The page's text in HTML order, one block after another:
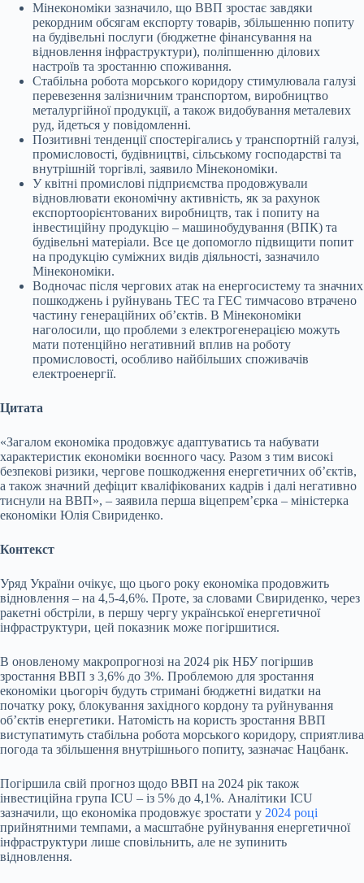
Мінекономіки зазначило, що ВВП зростає завдяки
рекордним обсягам експорту товарів, збільшенню попиту
на будівельні послуги (бюджетне фінансування на
відновлення інфраструктури), поліпшенню ділових
настроїв та зростанню споживання.
Стабільна робота морського коридору стимулювала галузі
перевезення залізничним транспортом, виробництво
металургійної продукції, а також видобування металевих
руд, йдеться у повідомленні.
Позитивні тенденції спостерігались у транспортній галузі,
промисловості, будівництві, сільському господарстві та
внутрішній торгівлі, заявило Мінекономіки.
У квітні промислові підприємства продовжували
відновлювати економічну активність, як за рахунок
експортоорієнтованих виробництв, так і попиту на
інвестиційну продукцію – машинобудування (ВПК) та
будівельні матеріали. Все це допомогло підвищити попит
на продукцію суміжних видів діяльності, зазначило
Мінекономіки.
Водночас після чергових атак на енергосистему та значних
пошкоджень і руйнувань ТЕС та ГЕС тимчасово втрачено
частину генераційних обʼєктів. В Мінекономіки
наголосили, що проблеми з електрогенерацією можуть
мати потенційно негативний вплив на роботу
промисловості, особливо найбільших споживачів
електроенергії.
Цитата
«Загалом економіка продовжує адаптуватись та набувати
характеристик економіки воєнного часу. Разом з тим високі
безпекові ризики, чергове пошкодження енергетичних об’єктів,
а також значний дефіцит кваліфікованих кадрів і далі негативно
тиснули на ВВП», – заявила перша віцепрем’єрка – міністерка
економіки Юлія Свириденко.
Контекст
Уряд України очікує, що цього року економіка продовжить
відновлення – на 4,5-4,6%. Проте, за словами Свириденко, через
ракетні обстріли, в першу чергу української енергетичної
інфраструктури, цей показник може погіршитися.
В оновленому макропрогнозі на 2024 рік НБУ погіршив
зростання ВВП з 3,6% до 3%. Проблемою для зростання
економіки цьогоріч будуть стримані бюджетні видатки на
початку року, блокування західного кордону та руйнування
об’єктів енергетики. Натомість на користь зростання ВВП
виступатимуть стабільна робота морського коридору, сприятлива
погода та збільшення внутрішнього попиту, зазначає Нацбанк.
Погіршила свій прогноз щодо ВВП на 2024 рік також
інвестиційна група ICU – із 5% до 4,1%. Аналітики ICU
зазначили, що економіка продовжує зростати у 2024 році
прийнятними темпами, а масштабне руйнування енергетичної
інфраструктури лише сповільнить, але не зупинить
відновлення.